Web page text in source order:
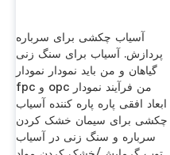
آسیاب چکشی برای سرباره
پردازش. آسیاب برای سنگ زنی
گیاهان و من باید نمودار نمودار
fpc و opc من فرآیند نمودار
ابعاد افقی پاره پاره کننده آسیاب
چکشی برای سیمان خشک کردن
سرباره و سنگ زنی در آسیاب